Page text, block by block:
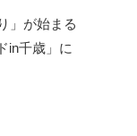
」が始まる
in千歳」に